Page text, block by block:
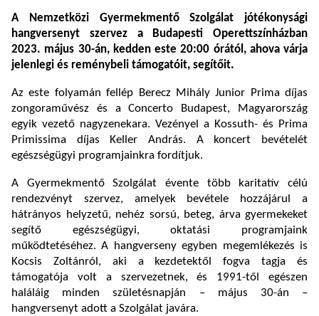
A Nemzetközi Gyermekmentő Szolgálat jótékonysági
hangversenyt szervez a Budapesti Operettszínházban
2023. május 30-án, kedden este 20:00 órától, ahova várja
jelenlegi és reménybeli támogatóit, segítőit.
Az este folyamán fellép Berecz Mihály Junior Prima díjas
zongoraművész és a Concerto Budapest, Magyarország
egyik vezető nagyzenekara. Vezényel a Kossuth- és Prima
Primissima díjas Keller András. A koncert bevételét
egészségügyi programjainkra fordítjuk.
A Gyermekmentő Szolgálat évente több karitatív célú
rendezvényt szervez, amelyek bevétele hozzájárul a
hátrányos helyzetű, nehéz sorsú, beteg, árva gyermekeket
segítő egészségügyi, oktatási programjaink
működtetéséhez. A hangverseny egyben megemlékezés is
Kocsis Zoltánról, aki a kezdetektől fogva tagja és
támogatója volt a szervezetnek, és 1991-től egészen
haláláig minden születésnapján – május 30-án –
hangversenyt adott a Szolgálat javára.